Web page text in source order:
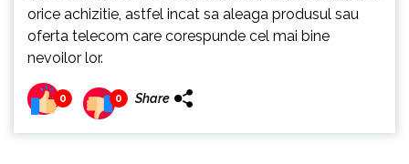
orice achizitie, astfel incat sa aleaga produsul sau
oferta telecom care corespunde cel mai bine
nevoilor lor.
0 0 Share